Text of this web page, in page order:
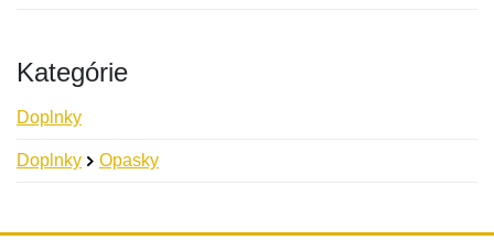
Kategórie
Doplnky
Doplnky Opasky